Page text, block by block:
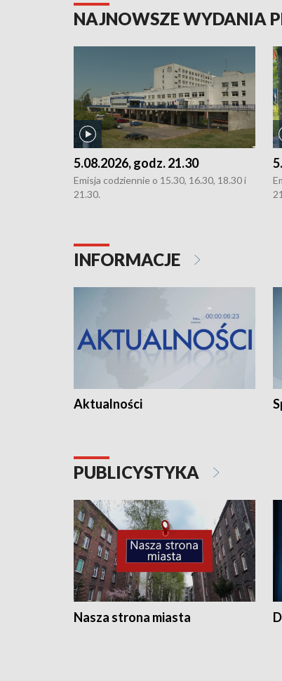
NAJNOWSZE WYDANIA
5.08.2026, godz. 21.30
Emisja codziennie o 15.30, 16.30, 18.30 i
21.30.
INFORMACJE
Aktualności
PUBLICYSTYKA
Nasza strona miasta